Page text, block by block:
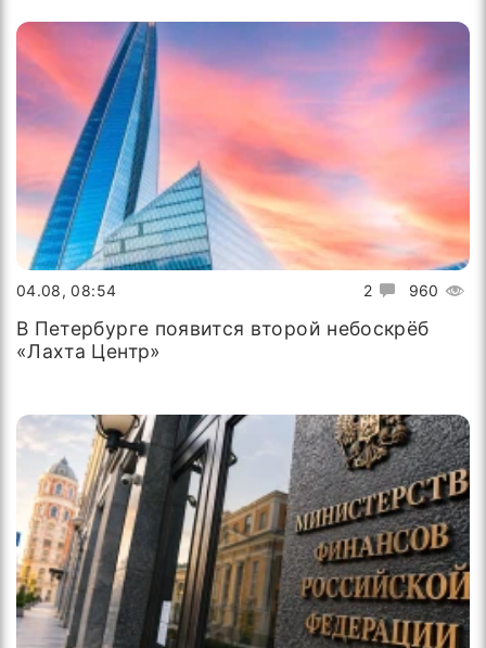
2 960
04.08, 08:54
В Петербурге появится второй небоскрёб
«Лахта Центр»